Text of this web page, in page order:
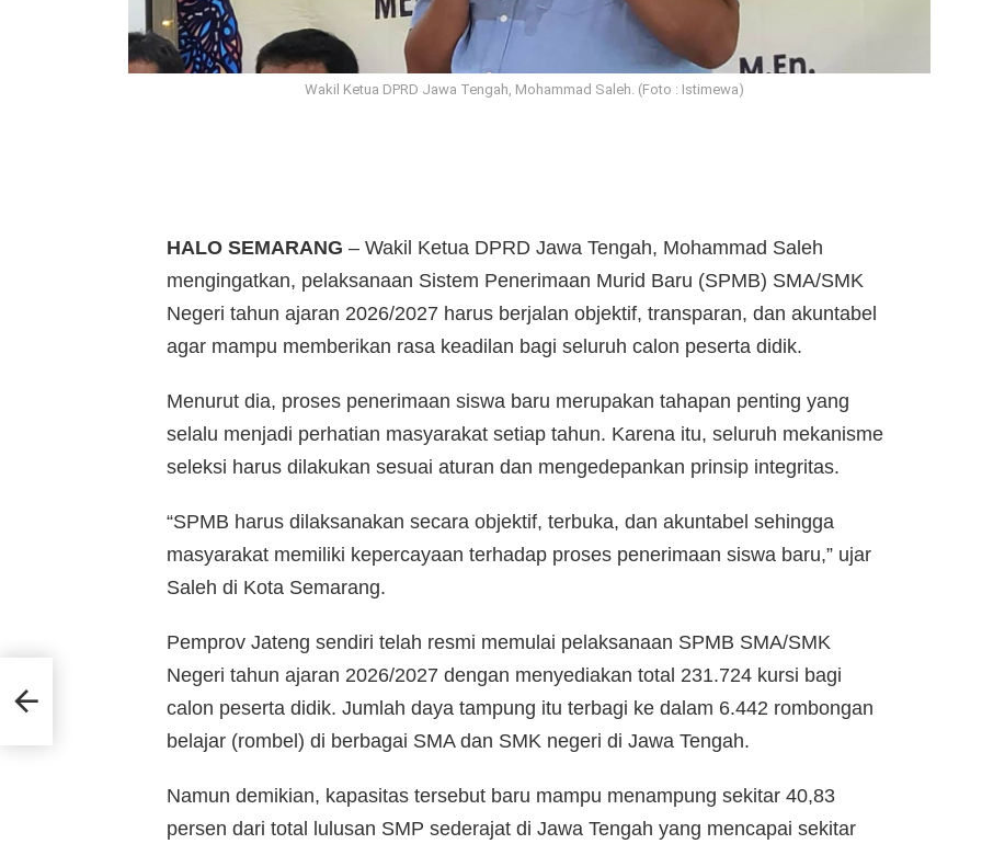
Wakil Ketua DPRD Jawa Tengah, Mohammad Saleh. (Foto : Istimewa)
HALO SEMARANG – Wakil Ketua DPRD Jawa Tengah, Mohammad Saleh
mengingatkan, pelaksanaan Sistem Penerimaan Murid Baru (SPMB) SMA/SMK
Negeri tahun ajaran 2026/2027 harus berjalan objektif, transparan, dan akuntabel
agar mampu memberikan rasa keadilan bagi seluruh calon peserta didik.
Menurut dia, proses penerimaan siswa baru merupakan tahapan penting yang
selalu menjadi perhatian masyarakat setiap tahun. Karena itu, seluruh mekanisme
seleksi harus dilakukan sesuai aturan dan mengedepankan prinsip integritas.
“SPMB harus dilaksanakan secara objektif, terbuka, dan akuntabel sehingga
masyarakat memiliki kepercayaan terhadap proses penerimaan siswa baru,” ujar
Saleh di Kota Semarang.
Pemprov Jateng sendiri telah resmi memulai pelaksanaan SPMB SMA/SMK
Negeri tahun ajaran 2026/2027 dengan menyediakan total 231.724 kursi bagi
calon peserta didik. Jumlah daya tampung itu terbagi ke dalam 6.442 rombongan
belajar (rombel) di berbagai SMA dan SMK negeri di Jawa Tengah.
Namun demikian, kapasitas tersebut baru mampu menampung sekitar 40,83
persen dari total lulusan SMP sederajat di Jawa Tengah yang mencapai sekitar